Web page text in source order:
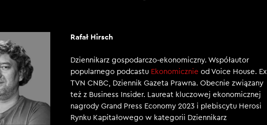
Rafał Hirsch
Dziennikarz gospodarczo-ekonomiczny. Współautor
popularnego podcastu Ekonomicznie od Voice House. Ex
TVN CNBC, Dziennik Gazeta Prawna. Obecnie związany
też z Business Insider. Laureat kluczowej ekonomicznej
nagrody Grand Press Economy 2023 i plebiscytu Herosi
Rynku Kapitałowego w kategorii Dziennikarz